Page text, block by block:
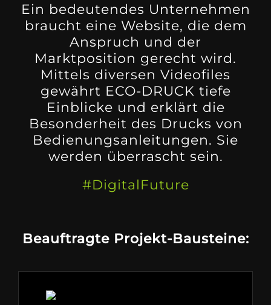
Ein bedeutendes Unternehmen
braucht eine Website, die dem
Anspruch und der
Marktposition gerecht wird.
Mittels diversen Videofiles
gewährt ECO-DRUCK tiefe
Einblicke und erklärt die
Besonderheit des Drucks von
Bedienungsanleitungen. Sie
werden überrascht sein.
#DigitalFuture
Beauftragte Projekt-Bausteine: